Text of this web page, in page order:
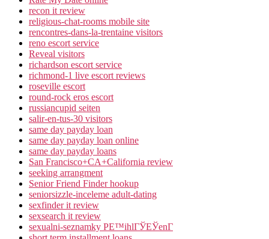
recon it review
religious-chat-rooms mobile site
rencontres-dans-la-trentaine visitors
reno escort service
Reveal visitors
richardson escort service
richmond-1 live escort reviews
roseville escort
round-rock eros escort
russiancupid seiten
salir-en-tus-30 visitors
same day payday loan
same day payday loan online
same day payday loans
San Francisco+CA+California review
seeking arrangment
Senior Friend Finder hookup
seniorsizzle-inceleme adult-dating
sexfinder it review
sexsearch it review
sexualni-seznamky PЕ™ihlГЎЕЎenГ­